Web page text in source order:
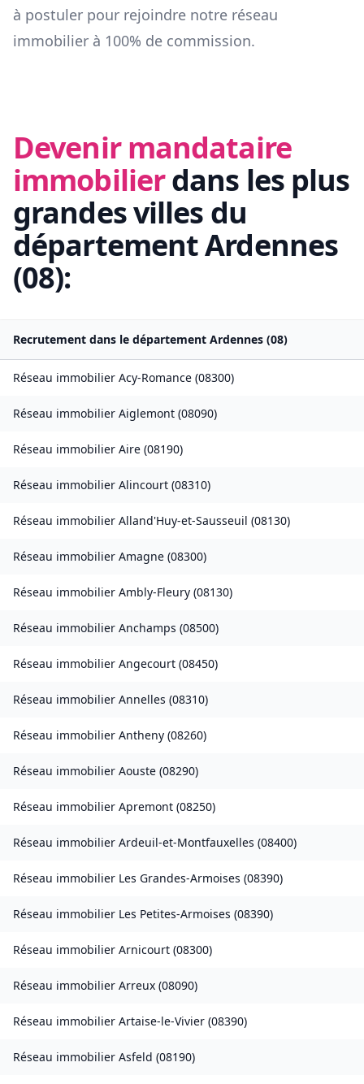
à postuler pour rejoindre notre réseau
immobilier à 100% de commission.
Devenir mandataire
immobilierdans les plus
grandes villes du
départementArdennes
(08):
Recrutement dans le département Ardennes (08)
Réseau immobilier Acy-Romance (08300)
Réseau immobilier Aiglemont (08090)
Réseau immobilier Aire (08190)
Réseau immobilier Alincourt (08310)
Réseau immobilier Alland'Huy-et-Sausseuil (08130)
Réseau immobilier Amagne (08300)
Réseau immobilier Ambly-Fleury (08130)
Réseau immobilier Anchamps (08500)
Réseau immobilier Angecourt (08450)
Réseau immobilier Annelles (08310)
Réseau immobilier Antheny (08260)
Réseau immobilier Aouste (08290)
Réseau immobilier Apremont (08250)
Réseau immobilier Ardeuil-et-Montfauxelles (08400)
Réseau immobilier Les Grandes-Armoises (08390)
Réseau immobilier Les Petites-Armoises (08390)
Réseau immobilier Arnicourt (08300)
Réseau immobilier Arreux (08090)
Réseau immobilier Artaise-le-Vivier (08390)
Réseau immobilier Asfeld (08190)